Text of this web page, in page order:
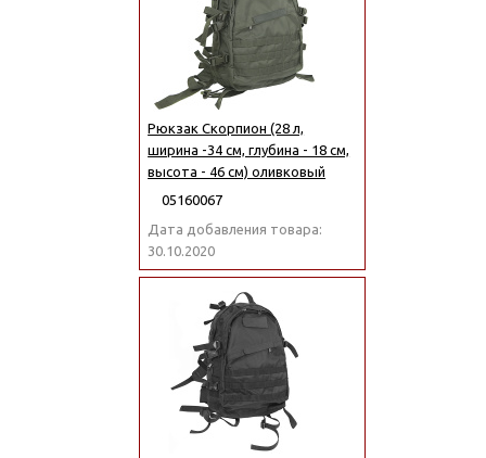
Рюкзак Скорпион (28 л,
ширина -34 см, глубина - 18 см,
высота - 46 см) оливковый
05160067
Дата добавления товара:
30.10.2020